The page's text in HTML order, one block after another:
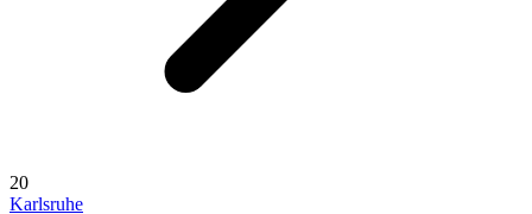
20
Karlsruhe